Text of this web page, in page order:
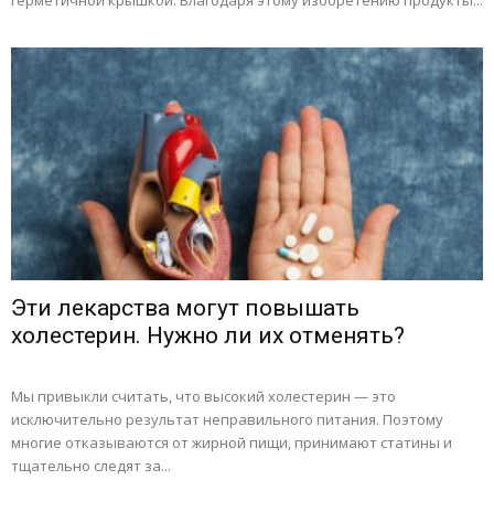
Эти лекарства могут повышать
холестерин. Нужно ли их отменять?
Мы привыкли считать, что высокий холестерин — это
исключительно результат неправильного питания. Поэтому
многие отказываются от жирной пищи, принимают статины и
тщательно следят за...